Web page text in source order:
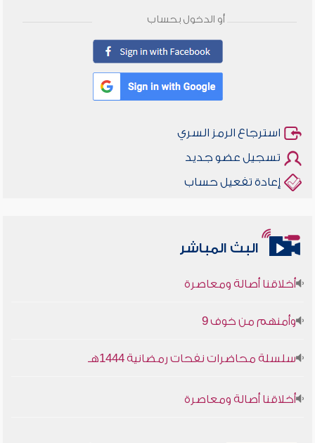
أو الدخول بحساب
استرجاع الرمز السري
تسجيل عضو جديد
إعادة تفعيل حساب
البث المباشر